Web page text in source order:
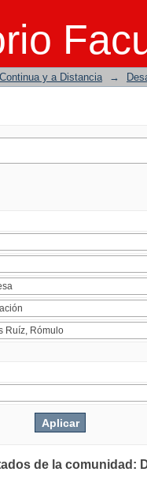
y a Distancia →
de la comunidad: